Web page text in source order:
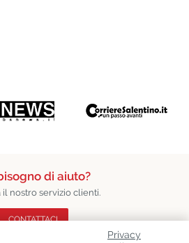
di aiuto?
il nostro servizio clienti.
CONTATTACI
Privacy